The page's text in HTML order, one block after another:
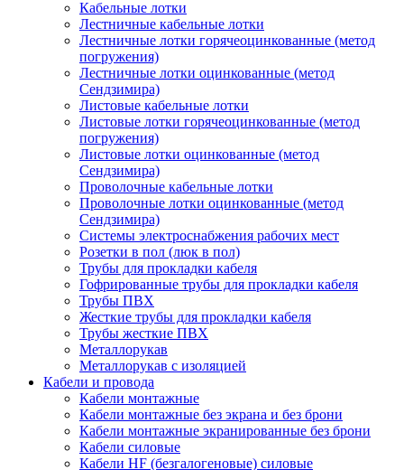
Кабельные лотки
Лестничные кабельные лотки
Лестничные лотки горячеоцинкованные (метод
погружения)
Лестничные лотки оцинкованные (метод
Сендзимира)
Листовые кабельные лотки
Листовые лотки горячеоцинкованные (метод
погружения)
Листовые лотки оцинкованные (метод
Сендзимира)
Проволочные кабельные лотки
Проволочные лотки оцинкованные (метод
Сендзимира)
Системы электроснабжения рабочих мест
Розетки в пол (люк в пол)
Трубы для прокладки кабеля
Гофрированные трубы для прокладки кабеля
Трубы ПВХ
Жесткие трубы для прокладки кабеля
Трубы жесткие ПВХ
Металлорукав
Металлорукав с изоляцией
Кабели и провода
Кабели монтажные
Кабели монтажные без экрана и без брони
Кабели монтажные экранированные без брони
Кабели силовые
Кабели HF (безгалогеновые) силовые